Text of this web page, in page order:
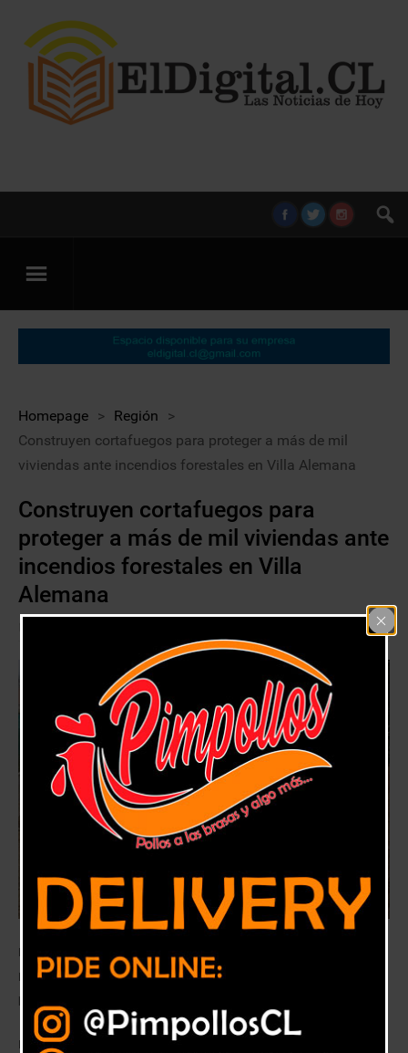
Homepage > Región
>
Construyen cortafuegos para proteger a más de mil
viviendas ante incendios forestales en Villa Alemana
Construyen cortafuegos para
proteger a más de mil viviendas ante
incendios forestales en Villa
Alemana
En coordinación con la municipalidad, trabajadores del Programa de
Emergencia de Empleo de Conaf han intervenido cerca de seis
Más de nueve kilómetros lineales de cortafuegos se encuentran